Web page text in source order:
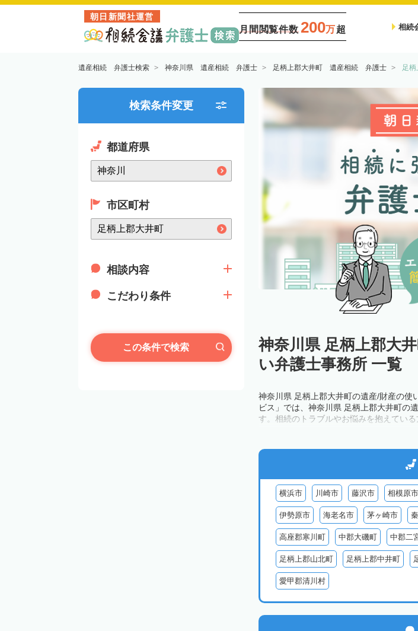
朝日新聞社運営
月間閲覧件数 200万超 相続
遺産相続 弁護士検索 神奈川県 遺産相続 弁護士 足柄上郡大井町 遺産相続 弁護士 足
検索条件変更
都道府県
市区町村
相談内容
こだわり条件
この条件で検索
神奈川県 足柄上郡大
い弁護士事務所 一覧
神奈川県 足柄上郡大井町の遺産/財産の使
ビス」では、神奈川県 足柄上郡大井町の
す。相続のトラブルやお悩みを抱えてい
横浜市 川崎市 藤沢市 相模原市
伊勢原市 海老名市 茅ヶ崎市
高座郡寒川町 中郡大磯町 中郡二
足柄上郡山北町 足柄上郡中井町
愛甲郡清川村